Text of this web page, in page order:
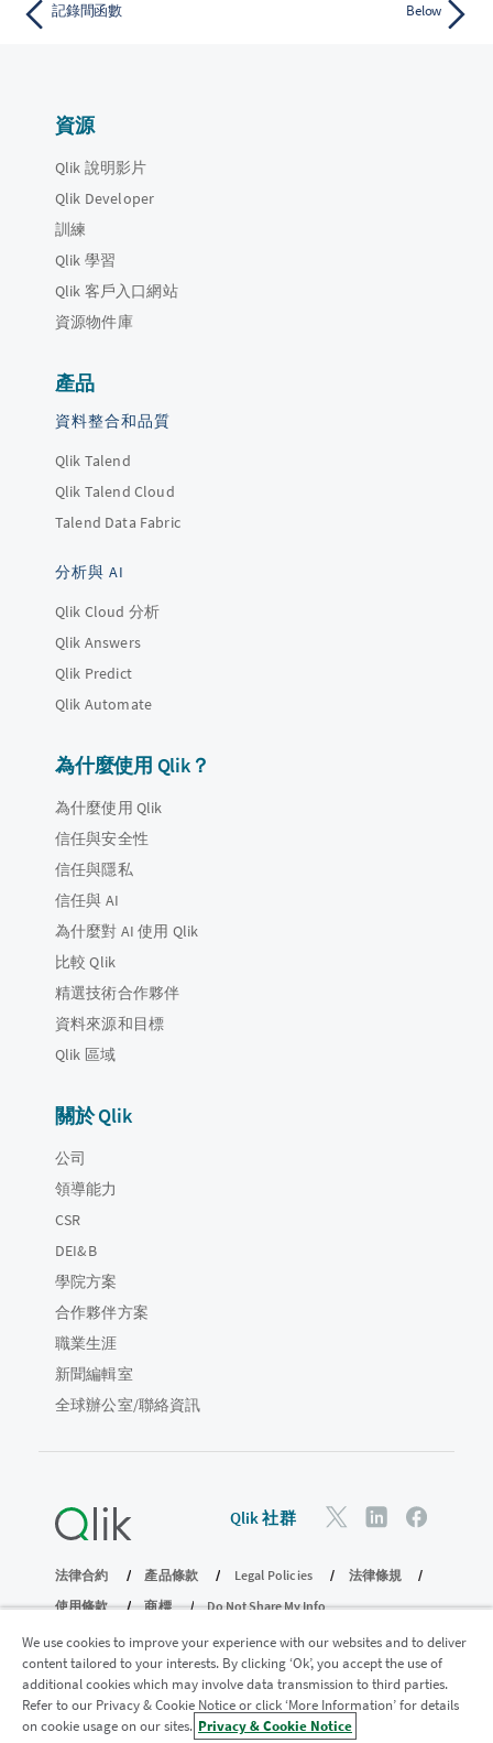
記錄間函數 Below
資源
Qlik 說明影片
Qlik Developer
訓練
Qlik 學習
Qlik 客戶入口網站
資源物件庫
產品
資料整合和品質
Qlik Talend
Qlik Talend Cloud
Talend Data Fabric
分析與 AI
Qlik Cloud 分析
Qlik Answers
Qlik Predict
Qlik Automate
為什麼使用 Qlik？
為什麼使用 Qlik
信任與安全性
信任與隱私
信任與 AI
為什麼對 AI 使用 Qlik
比較 Qlik
精選技術合作夥伴
資料來源和目標
Qlik 區域
關於 Qlik
公司
領導能力
CSR
DEI&B
學院方案
合作夥伴方案
職業生涯
新聞編輯室
全球辦公室/聯絡資訊
Qlik 社群
法律合約 產品條款 Legal Policies
法律條規
使用條款
商標
Do Not Share My Info
© 1993-2026 QlikTech International AB。保留所有權利。
加入分析現代化計畫
We use cookies to improve your experience with our websites and to deliver
content tailored to your interests. By clicking ‘Ok’, you accept the use of
additional cookies which may involve data transmission to third parties.
Refer to our Privacy & Cookie Notice or click ‘More Information’ for details
on cookie usage on our sites. Privacy & Cookie Notice